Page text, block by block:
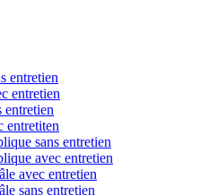
entretien
entretien
entretien
entretiten
sans entretien
avec entretien
avec entretien
sans entretien